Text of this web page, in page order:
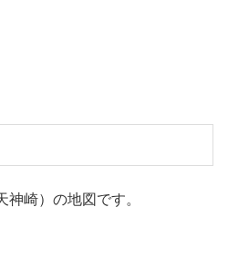
崎）の地図です。